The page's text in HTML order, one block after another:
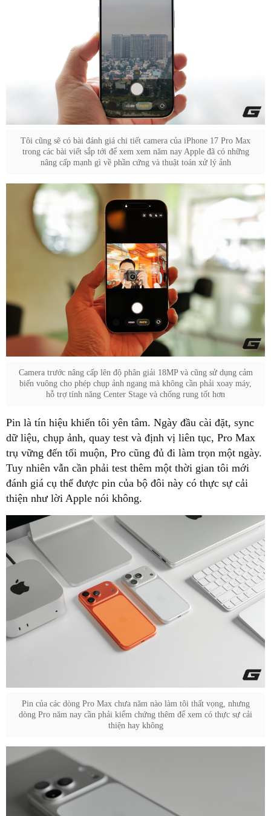
Tôi cũng sẽ có bài đánh giá chi tiết camera của iPhone 17 Pro Max
trong các bài viết sắp tới để xem xem năm nay Apple đã có những
nâng cấp mạnh gì về phần cứng và thuật toán xử lý ảnh
Camera trước nâng cấp lên độ phân giải 18MP và cũng sử dụng cảm
biến vuông cho phép chụp ảnh ngang mà không cần phải xoay máy,
hỗ trợ tính năng Center Stage và chống rung tốt hơn
Pin là tín hiệu khiến tôi yên tâm. Ngày đầu cài đặt, sync
dữ liệu, chụp ảnh, quay test và định vị liên tục, Pro Max
trụ vững đến tối muộn, Pro cũng đủ đi làm trọn một ngày.
Tuy nhiên vẫn cần phải test thêm một thời gian tôi mới
đánh giá cụ thể được pin của bộ đôi này có thực sự cải
thiện như lời Apple nói không.
Pin của các dòng Pro Max chưa năm nào làm tôi thất vọng, nhưng
dòng Pro năm nay cần phải kiểm chứng thêm để xem có thực sự cải
thiện hay không